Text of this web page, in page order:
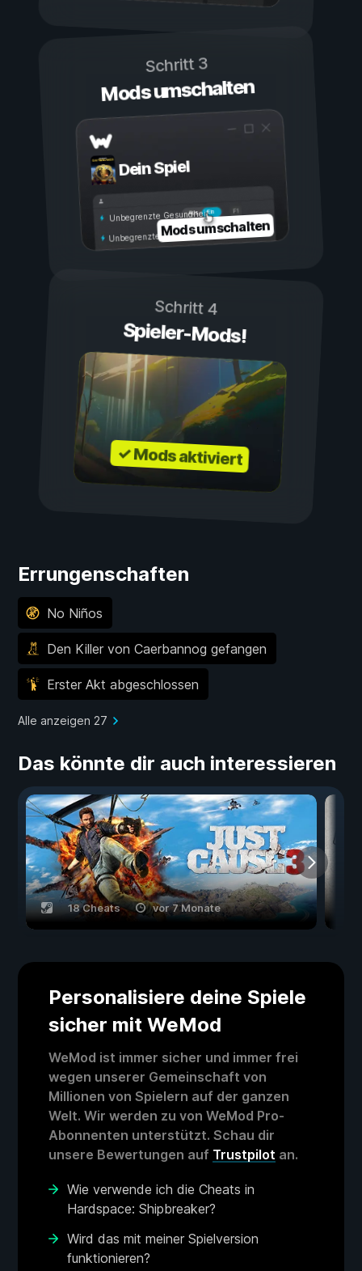
Schritt 3
Mods umschalten
Dein Spiel
Ein
Aus
Unbegrenzte Gesundheit
Unbegrenzte AusdauerMods umschalten
Schritt 4
Spieler-Mods!
✓ Mods aktiviert
Errungenschaften
No Niños
Den Killer von Caerbannog gefangen
Erster Akt abgeschlossen
Alle anzeigen 27
Das könnte dir auch interessieren
18 Cheats vor 7 Monate
Personalisiere deine Spiele
sicher mit WeMod
WeMod ist immer sicher und immer frei
wegen unserer Gemeinschaft von
Millionen von Spielern auf der ganzen
Welt. Wir werden zu von WeMod Pro-
Abonnenten unterstützt. Schau dir
unsere Bewertungen auf Trustpilot an.
Wie verwende ich die Cheats in
Hardspace: Shipbreaker?
Wird das mit meiner Spielversion
funktionieren?